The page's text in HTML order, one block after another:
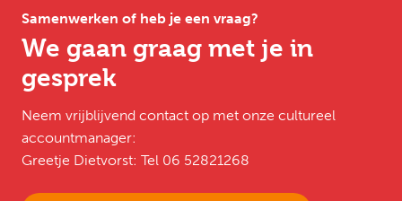
Samenwerken of heb je een vraag?
We gaan graag met je in
gesprek
Neem vrijblijvend contact op met onze cultureel
accountmanager:
Greetje Dietvorst: Tel 06 52821268